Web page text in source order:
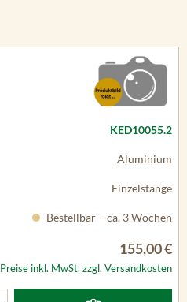
KED10055.2
Aluminium
Einzelstange
Bestellbar – ca. 3 Wochen
155,00 €
Preise inkl. MwSt. zzgl. Versandkosten